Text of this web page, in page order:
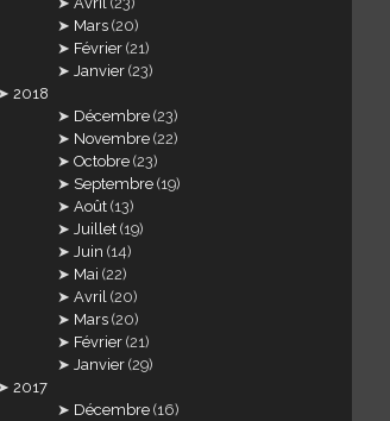
Mars (20)
Février (21)
Janvier (23)
2018
Décembre (23)
Novembre (22)
Octobre (23)
Septembre (19)
Août (13)
Juillet (19)
Juin (14)
Mai (22)
Avril (20)
Mars (20)
Février (21)
Janvier (29)
2017
Décembre (16)